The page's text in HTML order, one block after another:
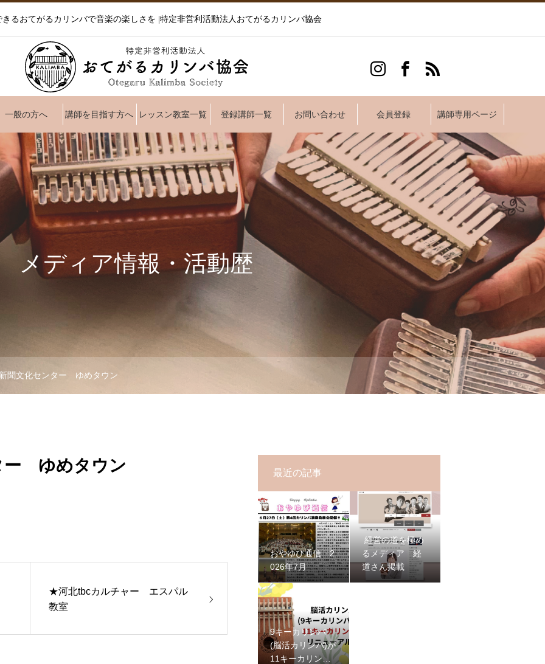
るおてがるカリンバで音楽の楽しさを |特定非営利活動法人おてがるカリンバ協会
一般の方へ 講師を目指す方へ レッスン教室一覧 登録講師一覧 お問い合わせ 会員登録 講師専用ページ
メディア情報・活動歴
聞文化センター ゆめタウン
ー ゆめタウン
★河北tbcカルチャー エスパル
教室
最近の記事
おやゆび通信 2
026年7月
経営の道を極め
るメディア 経
道さん掲載
9キーカリンバ
(脳活カリンバ)が
11キーカリンバ